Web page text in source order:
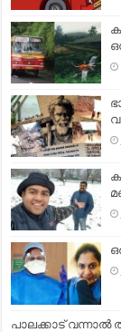
പാലക്കാട്‌ വന്നാല്‍